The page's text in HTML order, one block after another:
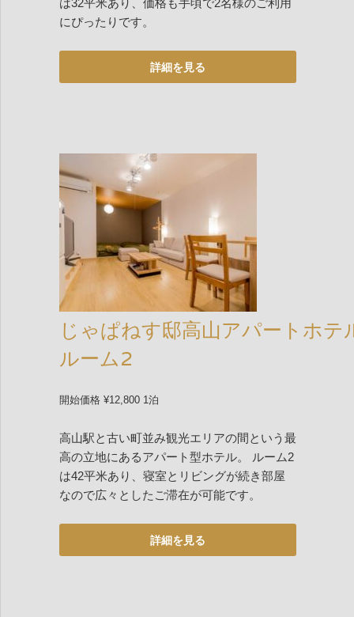
は32平米あり、価格も手頃で2名様のご利用
にぴったりです。
じゃぱねす邸高山アパートホテ
ルーム2
開始価格 ¥12,800 1泊
高山駅と古い町並み観光エリアの間という最
高の立地にあるアパート型ホテル。 ルーム2
は42平米あり、寝室とリビングが続き部屋
なので広々としたご滞在が可能です。